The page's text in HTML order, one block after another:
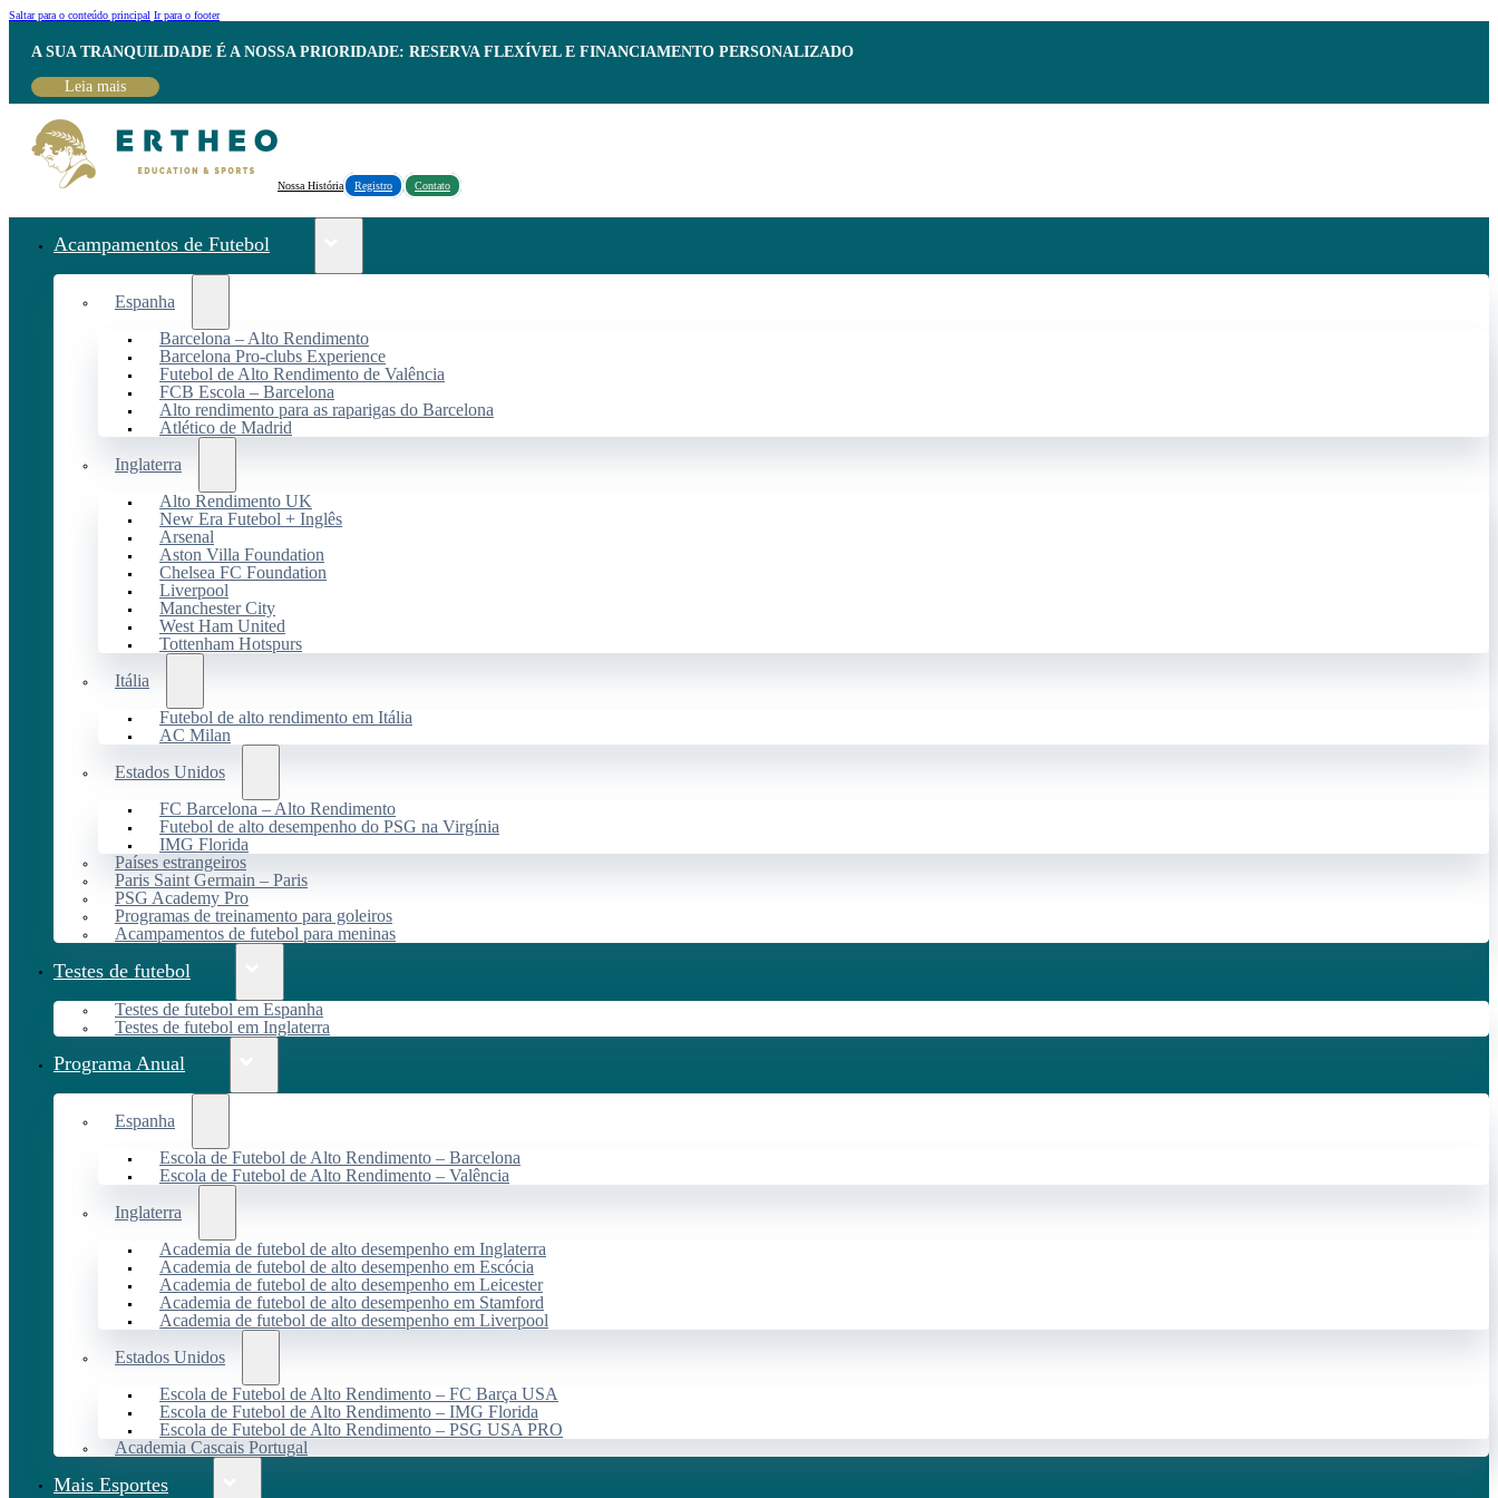
Saltar para o conteúdo principal Ir para o footer
A SUA TRANQUILIDADE É A NOSSA PRIORIDADE: RESERVA FLEXÍVEL E FINANCIAMENTO PERSONALIZADO
Leia mais
Nossa História Registro Contato
Acampamentos de Futebol
Espanha
Barcelona – Alto Rendimento
Barcelona Pro-clubs Experience
Futebol de Alto Rendimento de Valência
FCB Escola – Barcelona
Alto rendimento para as raparigas do Barcelona
Atlético de Madrid
Inglaterra
Alto Rendimento UK
New Era Futebol + Inglês
Arsenal
Aston Villa Foundation
Chelsea FC Foundation
Liverpool
Manchester City
West Ham United
Tottenham Hotspurs
Itália
Futebol de alto rendimento em Itália
AC Milan
Estados Unidos
FC Barcelona – Alto Rendimento
Futebol de alto desempenho do PSG na Virgínia
IMG Florida
Países estrangeiros
Paris Saint Germain – Paris
PSG Academy Pro
Programas de treinamento para goleiros
Acampamentos de futebol para meninas
Testes de futebol
Testes de futebol em Espanha
Testes de futebol em Inglaterra
Programa Anual
Espanha
Escola de Futebol de Alto Rendimento – Barcelona
Escola de Futebol de Alto Rendimento – Valência
Inglaterra
Academia de futebol de alto desempenho em Inglaterra
Academia de futebol de alto desempenho em Escócia
Academia de futebol de alto desempenho em Leicester
Academia de futebol de alto desempenho em Stamford
Academia de futebol de alto desempenho em Liverpool
Estados Unidos
Escola de Futebol de Alto Rendimento – FC Barça USA
Escola de Futebol de Alto Rendimento – IMG Florida
Escola de Futebol de Alto Rendimento – PSG USA PRO
Academia Cascais Portugal
Mais Esportes